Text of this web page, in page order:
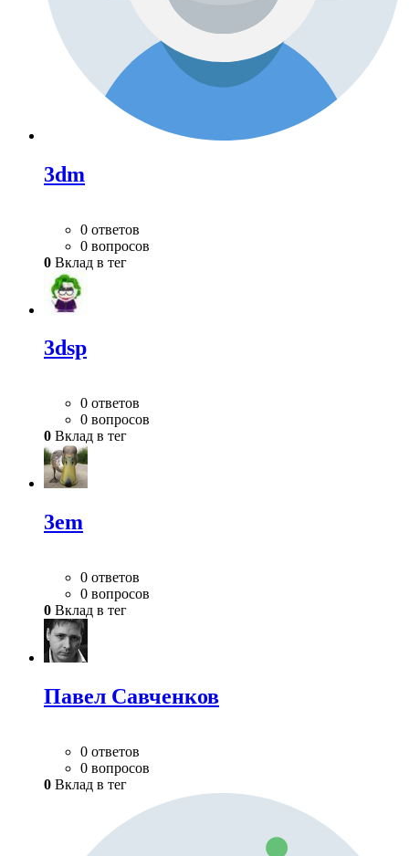
3dm
0 ответов
0 вопросов
0 Вклад в тег
3dsp
0 ответов
0 вопросов
0 Вклад в тег
3em
0 ответов
0 вопросов
0 Вклад в тег
Павел Савченков
0 ответов
0 вопросов
0 Вклад в тег